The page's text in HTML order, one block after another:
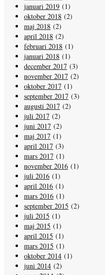
januari 2019 (1)
oktober 2018 (2)
maj 2018 (2)
april 2018 (2)
februari 2018 (1)
januari 2018 (1)
december 2017 (3)
november 2017 (2)
oktober 2017 (1)
september 2017 (3)
augusti 2017 (2)
juli 2017 (2)
juni 2017 (2)
maj 2017 (1)
april 2017 (3)
mars 2017 (1)
november 2016 (1)
juli 2016 (1)
april 2016 (1)
mars 2016 (1)
september 2015 (2)
juli 2015 (1)
maj 2015 (1)
april 2015 (1)
mars 2015 (1)
oktober 2014 (1)
juni 2014 (2)